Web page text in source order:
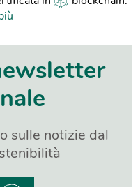
sulle notizie dal